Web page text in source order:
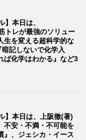
】本日は、
レが最強のソリュー
を変える超科学的な
記しないで化学入
化学はわかる』など3
】本日は、上阪徹(著)
不安・不満・不可能を
』、ジェシカ・イース